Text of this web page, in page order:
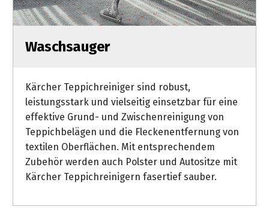
Waschsauger
Kärcher Teppichreiniger sind robust,
leistungsstark und vielseitig einsetzbar für eine
effektive Grund- und Zwischenreinigung von
Teppichbelägen und die Fleckenentfernung von
textilen Oberflächen. Mit entsprechendem
Zubehör werden auch Polster und Autositze mit
Kärcher Teppichreinigern fasertief sauber.